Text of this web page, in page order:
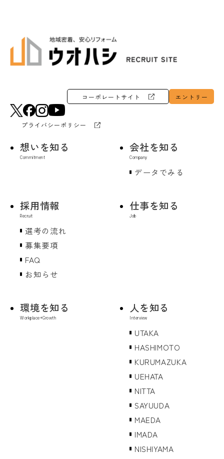
コーポレートサイト エントリー
プライバシーポリシー
想いを知る 会社を知る
データでみる
採用情報
選考の流れ
募集要項
FAQ
お知らせ
仕事を知る
環境を知る 人を知る
UTAKA
HASHIMOTO
KURUMAZUKA
UEHATA
NITTA
SAYUUDA
MAEDA
IMADA
NISHIYAMA